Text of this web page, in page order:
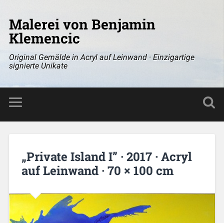
Malerei von Benjamin
Klemencic
Original Gemälde in Acryl auf Leinwand · Einzigartige
signierte Unikate
„Private Island I” · 2017 · Acryl
auf Leinwand · 70 × 100 cm